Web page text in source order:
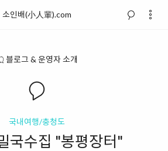
소인배(小人輩).com
블로그 & 운영자 소개
국내여행/충청도
국수집 "봉평장터"